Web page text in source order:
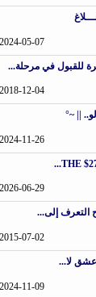
2024-05-07
2018-12-04
|| ~°
2024-11-26
THE
2026-06-29
التعرف إلى...
2015-07-02
لا...
2024-11-09